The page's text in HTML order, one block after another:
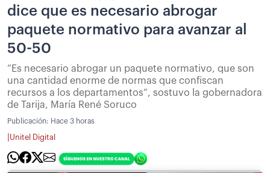
dice que es necesario abrogar
paquete normativo para avanzar al
50-50
”Es necesario abrogar un paquete normativo, que son
una cantidad enorme de normas que confiscan
recursos a los departamentos”, sostuvo la gobernadora
de Tarija, María René Soruco
Publicación: Hace 3 horas
Unitel Digital